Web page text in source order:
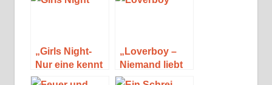
Wahrheit« von
„Girls Night-
Nur eine kennt
die Wahrheit“
„Loverboy –
Niemand liebt
dich so wie ich“